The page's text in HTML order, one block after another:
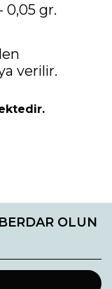
0,05 gr.
verilir.
öneri formunu
OLUN